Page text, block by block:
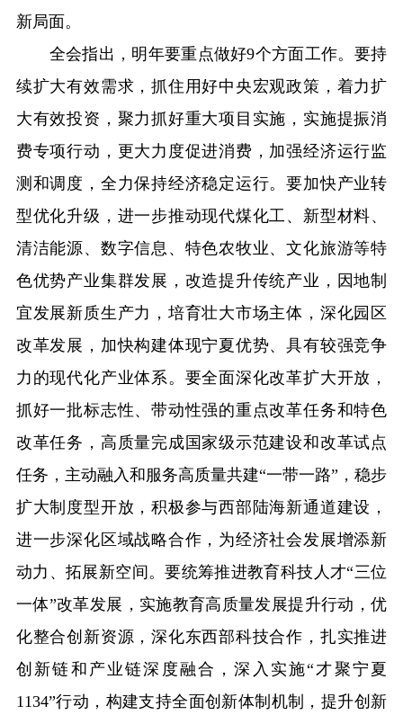
新局面。
全会指出，明年要重点做好9个方面工作。要持
续扩大有效需求，抓住用好中央宏观政策，着力扩
大有效投资，聚力抓好重大项目实施，实施提振消
费专项行动，更大力度促进消费，加强经济运行监
测和调度，全力保持经济稳定运行。要加快产业转
型优化升级，进一步推动现代煤化工、新型材料、
清洁能源、数字信息、特色农牧业、文化旅游等特
色优势产业集群发展，改造提升传统产业，因地制
宜发展新质生产力，培育壮大市场主体，深化园区
改革发展，加快构建体现宁夏优势、具有较强竞争
力的现代化产业体系。要全面深化改革扩大开放，
抓好一批标志性、带动性强的重点改革任务和特色
改革任务，高质量完成国家级示范建设和改革试点
任务，主动融入和服务高质量共建“一带一路”，稳步
扩大制度型开放，积极参与西部陆海新通道建设，
进一步深化区域战略合作，为经济社会发展增添新
动力、拓展新空间。要统筹推进教育科技人才“三位
一体”改革发展，实施教育高质量发展提升行动，优
化整合创新资源，深化东西部科技合作，扎实推进
创新链和产业链深度融合，深入实施“才聚宁夏
1134”行动，构建支持全面创新体制机制，提升创新